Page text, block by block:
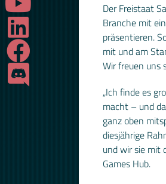
Der Freistaat
Branche mit
präsentieren.
mit und am
Wir freuen uns
„Ich finde es
macht – und
ganz oben
diesjährige
und wir sie mit
Games Hub.